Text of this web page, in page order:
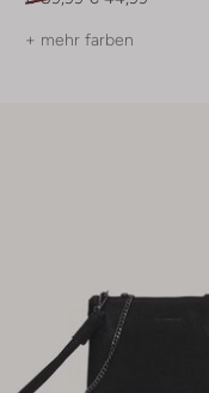
+ mehr farben